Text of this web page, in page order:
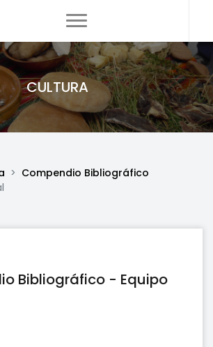
CULTURA
Compendio Bibliográfico
Bibliográfico - Equipo